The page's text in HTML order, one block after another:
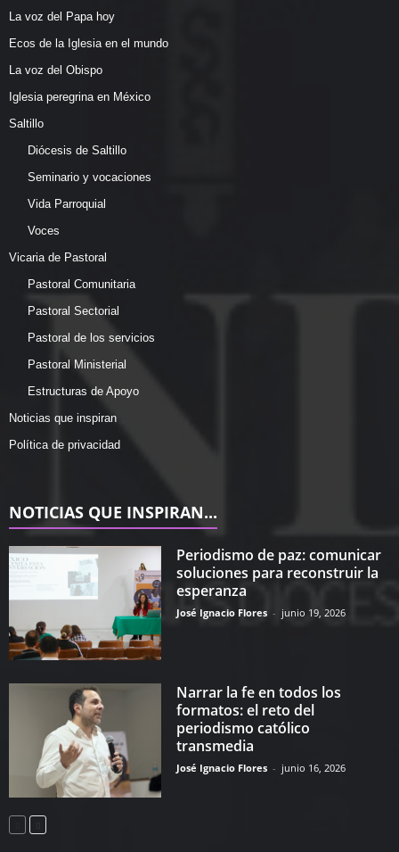
La voz del Papa hoy
Ecos de la Iglesia en el mundo
La voz del Obispo
Iglesia peregrina en México
Saltillo
Diócesis de Saltillo
Seminario y vocaciones
Vida Parroquial
Voces
Vicaria de Pastoral
Pastoral Comunitaria
Pastoral Sectorial
Pastoral de los servicios
Pastoral Ministerial
Estructuras de Apoyo
Noticias que inspiran
Política de privacidad
NOTICIAS QUE INSPIRAN...
Periodismo de paz: comunicar
soluciones para reconstruir la
esperanza
José Ignacio Flores - junio 19, 2026
Narrar la fe en todos los
formatos: el reto del
periodismo católico
transmedia
José Ignacio Flores - junio 16, 2026